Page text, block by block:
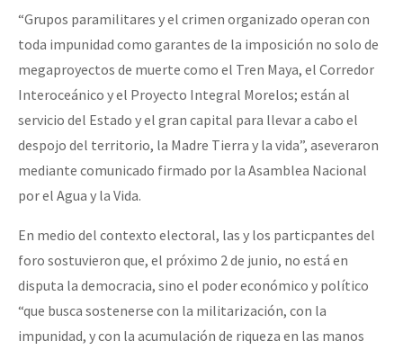
la naturaleza bajo asedio)
Libros para descargar
Medios Libres
COVID-19
Eventos
“Grupos paramilitares y el crimen organizado operan con
toda impunidad como garantes de la imposición no solo de
megaproyectos de muerte como el Tren Maya, el Corredor
Interoceánico y el Proyecto Integral Morelos; están al
servicio del Estado y el gran capital para llevar a cabo el
despojo del territorio, la Madre Tierra y la vida”, aseveraron
mediante comunicado firmado por la Asamblea Nacional
por el Agua y la Vida.
En medio del contexto electoral, las y los particpantes del
foro sostuvieron que, el próximo 2 de junio, no está en
disputa la democracia, sino el poder económico y político
“que busca sostenerse con la militarización, con la
impunidad, y con la acumulación de riqueza en las manos